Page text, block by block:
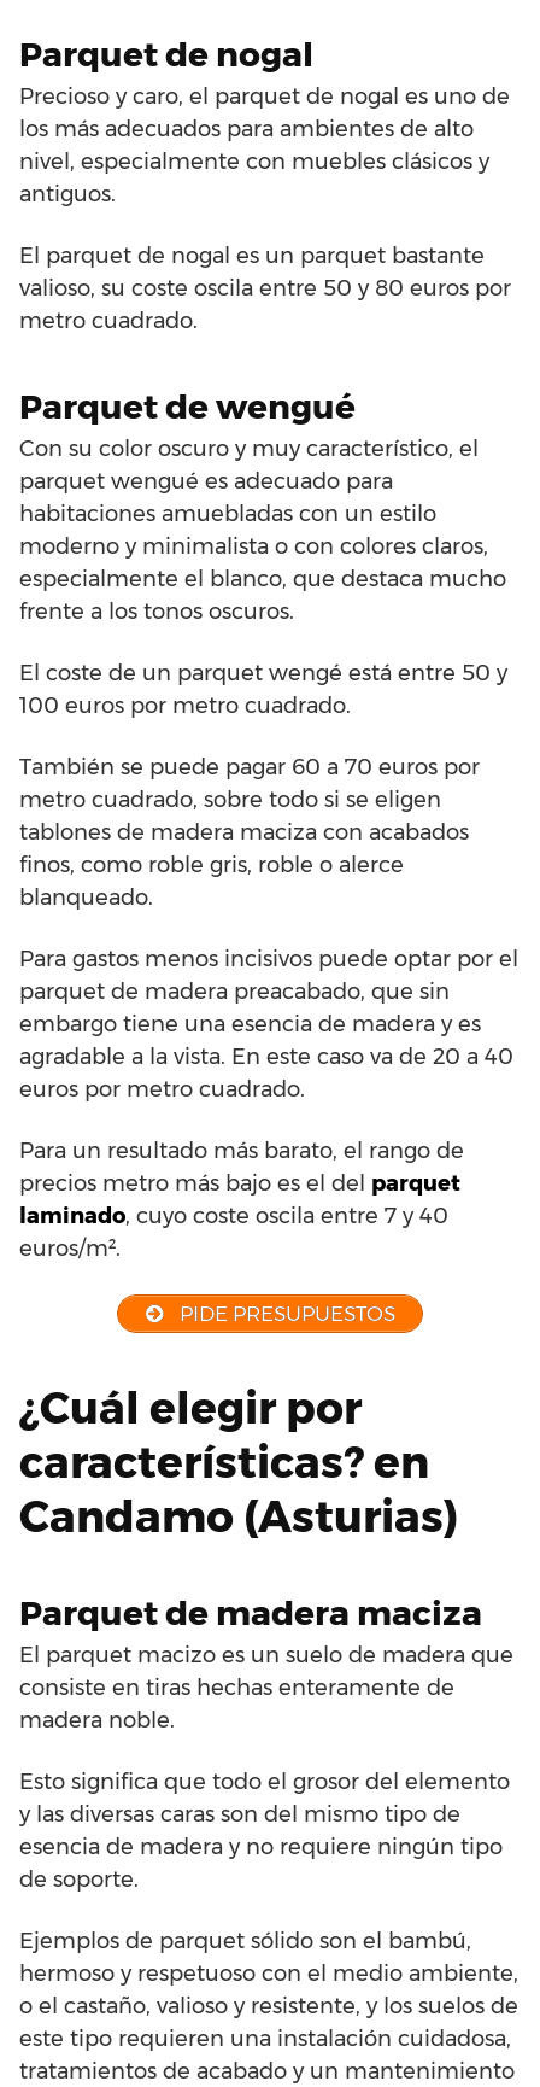
Parquet de nogal
Precioso y caro, el parquet de nogal es uno de
los más adecuados para ambientes de alto
nivel, especialmente con muebles clásicos y
antiguos.
El parquet de nogal es un parquet bastante
valioso, su coste oscila entre 50 y 80 euros por
metro cuadrado.
Parquet de wengué
Con su color oscuro y muy característico, el
parquet wengué es adecuado para
habitaciones amuebladas con un estilo
moderno y minimalista o con colores claros,
especialmente el blanco, que destaca mucho
frente a los tonos oscuros.
El coste de un parquet wengé está entre 50 y
100 euros por metro cuadrado.
También se puede pagar 60 a 70 euros por
metro cuadrado, sobre todo si se eligen
tablones de madera maciza con acabados
finos, como roble gris, roble o alerce
blanqueado.
Para gastos menos incisivos puede optar por el
parquet de madera preacabado, que sin
embargo tiene una esencia de madera y es
agradable a la vista. En este caso va de 20 a 40
euros por metro cuadrado.
Para un resultado más barato, el rango de
precios metro más bajo es el del parquet
laminado, cuyo coste oscila entre 7 y 40
euros/m².
PIDE PRESUPUESTOS
¿Cuál elegir por
características? en
Candamo (Asturias)
Parquet de madera maciza
El parquet macizo es un suelo de madera que
consiste en tiras hechas enteramente de
madera noble.
Esto significa que todo el grosor del elemento
y las diversas caras son del mismo tipo de
esencia de madera y no requiere ningún tipo
de soporte.
Ejemplos de parquet sólido son el bambú,
hermoso y respetuoso con el medio ambiente,
o el castaño, valioso y resistente, y los suelos de
este tipo requieren una instalación cuidadosa,
tratamientos de acabado y un mantenimiento